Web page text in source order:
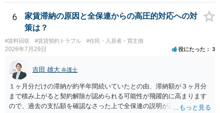
の建物を住居用に限定する（事業に使用しない）特約があると評価で
きるかどうかが重要でしょう（借地契約締結後に賃借人が建物を店舗
に改装したという事案で、住居に限定する特約までは存在しなかった
として契約解除を認めなかった裁判例があります）。契約条項の記載
や解釈の問題になりますので、弁護士へ直接相談されることをお勧め
します。
6
家賃滞納の原因と全保連からの高圧的対応への対
策は？
#賃料回収 #賃貸契約トラブル #住民・入居者・買主側
2026年7月29日 役にたった 3
吉田 雄大 弁護士
１ヶ月分だけの滞納が約半年間続いていたとの由、滞納額が３ヶ月分
まで積み上がると契約解除が認められる可能性が飛躍的に高まります
ので、過去の支払額を確認なさった上で全保連の説明が正しければ、